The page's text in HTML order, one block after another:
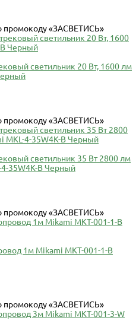
промокоду «ЗАСВЕТИСЬ»
светильник 20 Вт, 1600 лм
промокоду «ЗАСВЕТИСЬ»
светильник 35 Вт 2800 лм
4-35W4K-B Черный
промокоду «ЗАСВЕТИСЬ»
1м Mikami MKT-001-1-B
промокоду «ЗАСВЕТИСЬ»